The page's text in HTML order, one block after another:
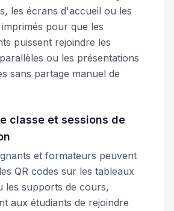
les écrans d'accueil ou les
pour que les
puissent rejoindre les
ou les présentations
sans partage manuel de
classe et sessions de
et formateurs peuvent
QR codes sur les tableaux
les supports de cours,
aux étudiants de rejoindre